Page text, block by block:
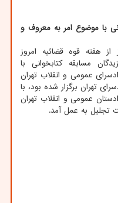
با موضوع امر به معروف و
هفته قوه قضائیه امروز
مسابقه کتابخوانی با
عمومی و انقلاب تهران
تهران برگزار شده بود، با
عمومی و انقلاب تهران